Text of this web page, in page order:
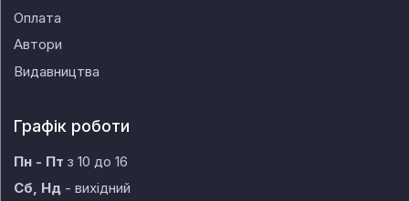
Оплата
Автори
Видавництва
Графік роботи
Пн - Пт з 10 до 16
Сб, Нд - вихідний